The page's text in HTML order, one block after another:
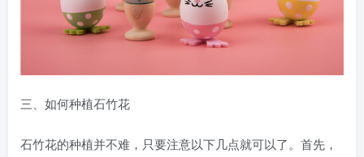
三、如何种植石竹花
石竹花的种植并不难，只要注意以下几点就可以了。首先，